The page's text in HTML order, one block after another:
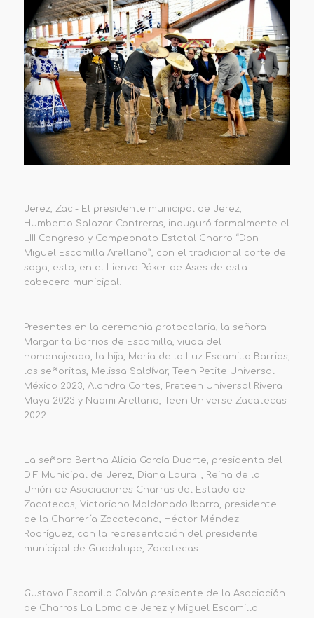
Jerez, Zac.- El presidente municipal de Jerez,
Humberto Salazar Contreras, inauguró formalmente el
LIII Congreso y Campeonato Estatal Charro “Don
Miguel Escamilla Arellano”, con el tradicional corte de
soga, esto, en el Lienzo Póker de Ases de esta
cabecera municipal.
Presentes en la ceremonia protocolaria, la señora
Margarita Barrios de Escamilla, viuda del
homenajeado, la hija, María de la Luz Escamilla Barrios,
las señoritas, Melissa Saldívar, Teen Petite Universal
México 2023, Alondra Cortes, Preteen Universal Rivera
Maya 2023 y Naomi Arellano, Teen Universe Zacatecas
2022.
La señora Bertha Alicia García Duarte, presidenta del
DIF Municipal de Jerez, Diana Laura I, Reina de la
Unión de Asociaciones Charras del Estado de
Zacatecas, Victoriano Maldonado Ibarra, presidente
de la Charrería Zacatecana, Héctor Méndez
Rodríguez, con la representación del presidente
municipal de Guadalupe, Zacatecas.
Gustavo Escamilla Galván presidente de la Asociación
de Charros La Loma de Jerez y Miguel Escamilla